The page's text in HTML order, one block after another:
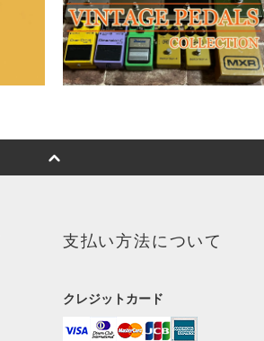
支払い方法について
クレジットカード